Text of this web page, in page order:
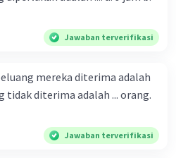
Jawaban terverifikasi
mereka diterima adalah
tidak diterima adalah ... orang.
Jawaban terverifikasi